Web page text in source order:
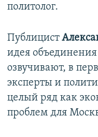
политолог.
Публицист
идея объединения
озвучивают, в
эксперты и
целый ряд как
проблем для